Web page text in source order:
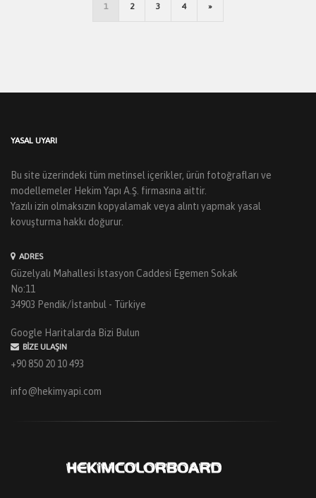
1 2 3 4 »
YASAL UYARI
Bu site üzerindeki tüm metinsel içerikler, ürün fotoğrafları ve
modellemeler Hekim Yapı A.Ş. firmasına aittir.
Yazılı izin olmaksızın kopyalamak veya alıntı yapmak yasal
kovuşturma hakkı doğurur.
ADRES
Güzelyalı Mahallesi İstasyon Caddesi Egemen Sokak
No:11
34903 Pendik/İstanbul - Türkiye
Google Haritalarda Bizi Bulun
BIZE ULAŞIN
+90 850 20 10 493
info@hekimyapi.com